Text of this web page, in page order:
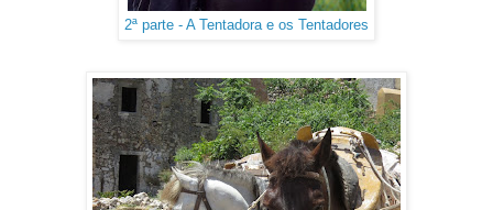
2ª parte - A Tentadora e os Tentadores